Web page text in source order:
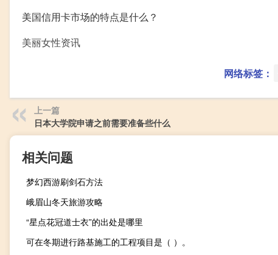
美国信用卡市场的特点是什么？
美丽女性资讯
网络标签：
上一篇
日本大学院申请之前需要准备些什么
相关问题
梦幻西游刷剑石方法
峨眉山冬天旅游攻略
“星点花冠道士衣”的出处是哪里
可在冬期进行路基施工的工程项目是（ ）。